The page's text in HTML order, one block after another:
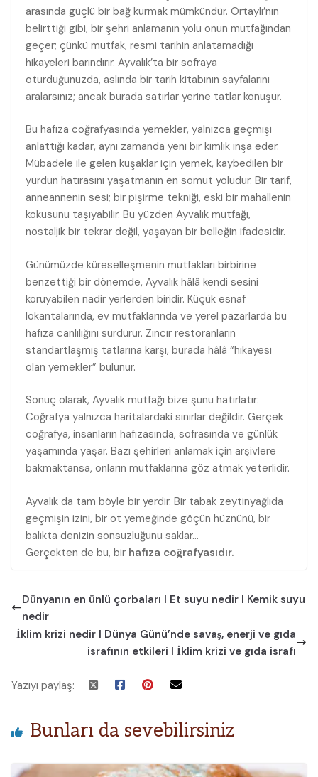
arasında güçlü bir bağ kurmak mümkündür. Ortaylı’nın
belirttiği gibi, bir şehri anlamanın yolu onun mutfağından
geçer; çünkü mutfak, resmi tarihin anlatamadığı
hikayeleri barındırır. Ayvalık’ta bir sofraya
oturduğunuzda, aslında bir tarih kitabının sayfalarını
aralarsınız; ancak burada satırlar yerine tatlar konuşur.
Bu hafıza coğrafyasında yemekler, yalnızca geçmişi
anlattığı kadar, aynı zamanda yeni bir kimlik inşa eder.
Mübadele ile gelen kuşaklar için yemek, kaybedilen bir
yurdun hatırasını yaşatmanın en somut yoludur. Bir tarif,
anneannenin sesi; bir pişirme tekniği, eski bir mahallenin
kokusunu taşıyabilir. Bu yüzden Ayvalık mutfağı,
nostaljik bir tekrar değil, yaşayan bir belleğin ifadesidir.
Günümüzde küreselleşmenin mutfakları birbirine
benzettiği bir dönemde, Ayvalık hâlâ kendi sesini
koruyabilen nadir yerlerden biridir. Küçük esnaf
lokantalarında, ev mutfaklarında ve yerel pazarlarda bu
hafıza canlılığını sürdürür. Zincir restoranların
standartlaşmış tatlarına karşı, burada hâlâ “hikayesi
olan yemekler” bulunur.
Sonuç olarak, Ayvalık mutfağı bize şunu hatırlatır:
Coğrafya yalnızca haritalardaki sınırlar değildir. Gerçek
coğrafya, insanların hafızasında, sofrasında ve günlük
yaşamında yaşar. Bazı şehirleri anlamak için arşivlere
bakmaktansa, onların mutfaklarına göz atmak yeterlidir.
Ayvalık da tam böyle bir yerdir. Bir tabak zeytinyağlıda
geçmişin izini, bir ot yemeğinde göçün hüznünü, bir
balıkta denizin sonsuzluğunu saklar…
Gerçekten de bu, bir hafıza coğrafyasıdır.
Dünyanın en ünlü çorbaları I Et suyu nedir I Kemik suyu
nedir
İklim krizi nedir I Dünya Günü’nde savaş, enerji ve gıda
israfının etkileri I İklim krizi ve gıda israfı
Yazıyı paylaş:
Bunları da sevebilirsiniz